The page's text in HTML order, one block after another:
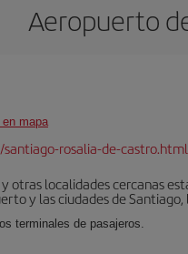
Aeropuerto
en mapa
rosalia-de-castro.html
otras localidades cercanas
y las ciudades de
terminales de pasajeros.